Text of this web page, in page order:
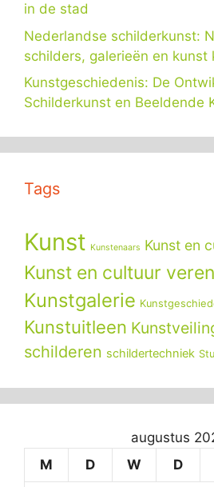
in de stad
Nederlandse schilderkunst:
schilders, galerieën en kunst
Kunstgeschiedenis: De
Schilderkunst en Beeldende
Tags
Kunst Kunstenaars Kunst en
Kunst en cultuur
Kunstgalerie
Kunstuitleen
schilderen schildertechniek
augustus
M
D W D